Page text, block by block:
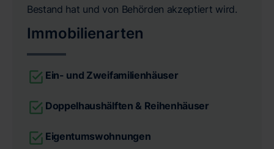
Bestand hat und von Behörden akzeptiert wird.
Immobilienarten
Ein- und Zweifamilienhäuser
Doppelhaushälften & Reihenhäuser
Eigentumswohnungen